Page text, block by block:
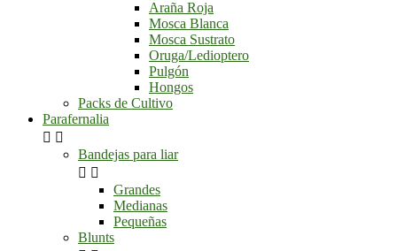
Araña Roja
Mosca Blanca
Mosca Sustrato
Oruga/Ledioptero
Pulgón
Hongos
Packs de Cultivo
Parafernalia
 
Bandejas para liar
 
Grandes
Medianas
Pequeñas
Blunts